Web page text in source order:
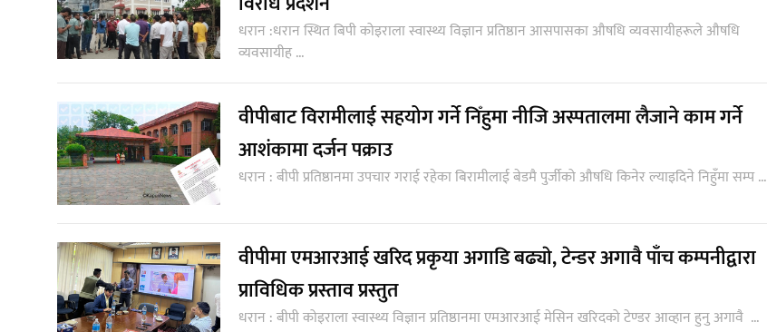
धरान :धरान स्थित बिपी कोइराला स्वास्थ्य विज्ञान प्रतिष्ठान आसपासका औषधि व्यवसायीहरूले औषधि
व्यवसायीह ...
वीपीबाट विरामीलाई सहयोग गर्ने निँहुमा नीजि अस्पतालमा लैजाने काम गर्ने
आशंकामा दर्जन पक्राउ
धरान : बीपी प्रतिष्ठानमा उपचार गराई रहेका बिरामीलाई बेडमै पुर्जीको औषधि किनेर ल्याइदिने निहुँमा सम्प ...
वीपीमा एमआरआई खरिद प्रकृया अगाडि बढ्याे, टेन्डर अगावै पाँच कम्पनीद्वारा
प्राविधिक प्रस्ताव प्रस्तुत
धरान : बीपी कोइराला स्वास्थ्य विज्ञान प्रतिष्ठानमा एमआरआई मेसिन खरिदको टेण्डर आव्हान हुनु अगावै ...